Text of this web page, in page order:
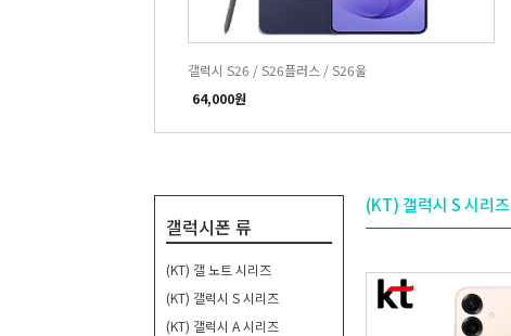
갤럭시 S26 / S26플러스 / S26울
64,000원
갤럭시폰 류
(KT) 갤 노트 시리즈
(KT) 갤럭시 S 시리즈
(KT) 갤럭시 A 시리즈
(KT) 갤럭시 S 시리즈